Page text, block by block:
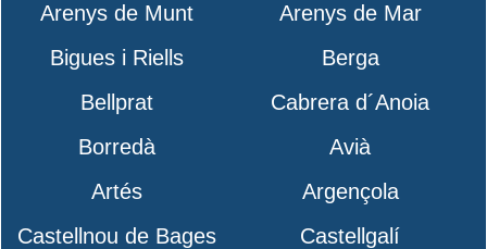
Arenys de Munt
Arenys de Mar
Bigues i Riells
Berga
Bellprat
Cabrera d´Anoia
Borredà
Avià
Artés
Argençola
Castellnou de Bages
Castellgalí